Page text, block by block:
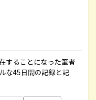
することになった筆者
な45日間の記録と記